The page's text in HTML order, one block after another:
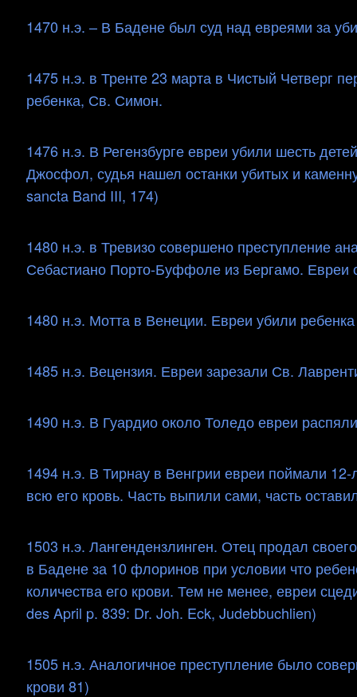
1470 н.э. – В Бадене был суд над евреями за
1475 н.э. в Тренте 23 марта в Чистый Четверг
ребенка, Св. Симон.
1476 н.э. В Регензбурге евреи убили шесть
Джосфол, судья нашел останки убитых и
sancta Band III, 174)
1480 н.э. в Тревизо совершено преступление
Себастиано Порто-Буффоле из Бергамо. Евреи
1480 н.э. Мотта в Венеции. Евреи убили
1485 н.э. Вецензия. Евреи зарезали Св.
1490 н.э. В Гуардио около Толедо евреи
1494 н.э. В Тирнау в Венгрии евреи поймали
всю его кровь. Часть выпили сами, часть
1503 н.э. Лангендензлинген. Отец продал
в Бадене за 10 флоринов при условии что
количества его крови. Тем не менее, евреи
des April p. 839: Dr. Joh. Eck, Judebbuchlien)
1505 н.э. Аналогичное преступление было
крови 81)